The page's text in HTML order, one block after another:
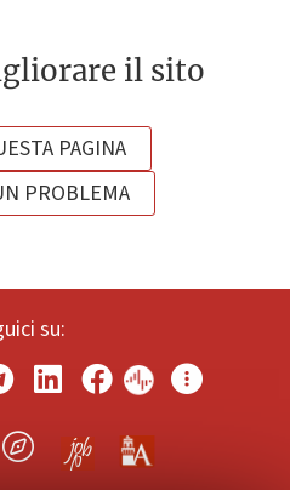
il sito
PAGINA
PROBLEMA
su: